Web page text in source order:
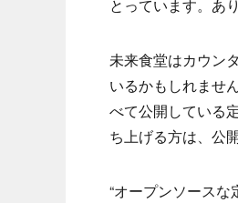
とっています。あ
未来食堂はカウン
いるかもしれませ
べて公開している
ち上げる方は、公
“オープンソースな